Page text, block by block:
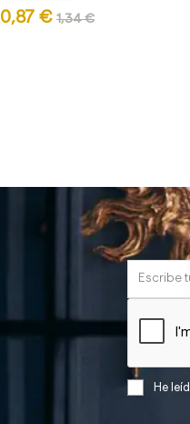
0,87 € 1,34 €
He